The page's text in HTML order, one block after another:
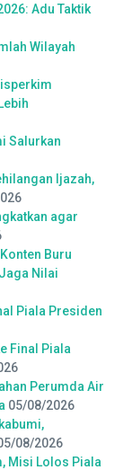
Adu Taktik
Wilayah
Salurkan
Ijazah,
agar
Buru
Nilai
Piala Presiden
Final Piala
Perumda Air
05/08/2026
08/2026
Misi Lolos Piala